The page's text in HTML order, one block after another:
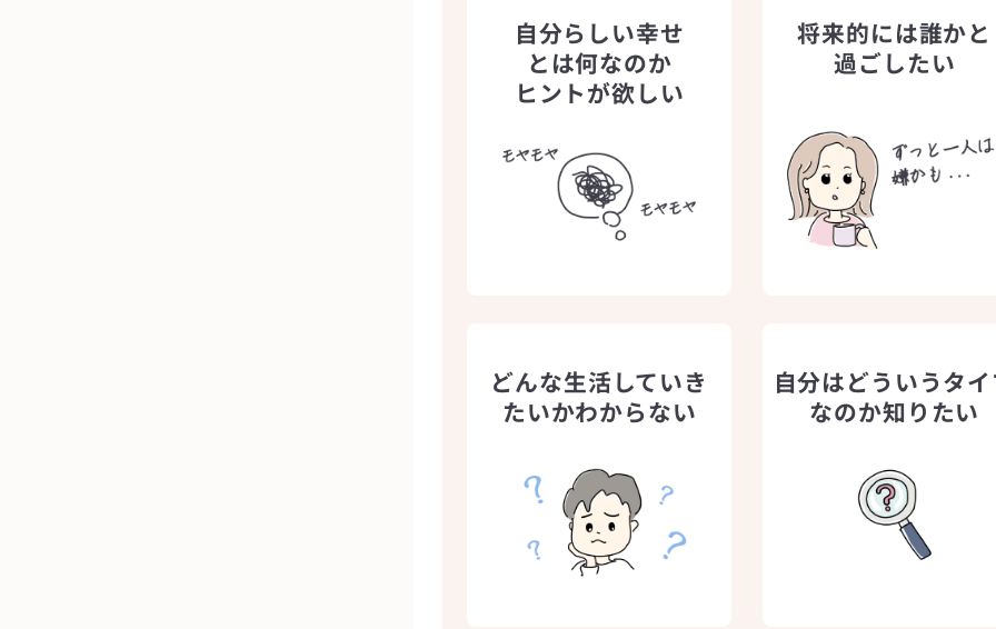
自分らしい幸せ
とは何なのか
ヒントが欲しい
将来的には誰かと
過ごしたい
どんな生活していき
たいかわからない
自分はどういうタ
なのか知りたい